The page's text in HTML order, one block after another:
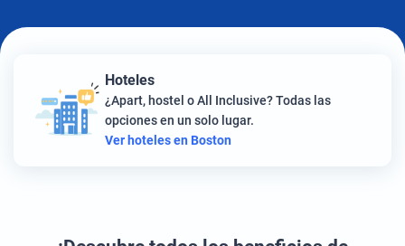
Hoteles
¿Apart, hostel o All Inclusive? Todas las
opciones en un solo lugar.
Ver hoteles en Boston